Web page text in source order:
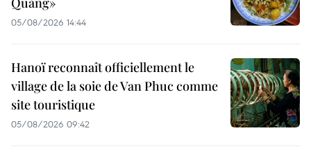
05/08/2026 14:44
Hanoï reconnaît officiellement le
village de la soie de Van Phuc comme
site touristique
05/08/2026 09:42